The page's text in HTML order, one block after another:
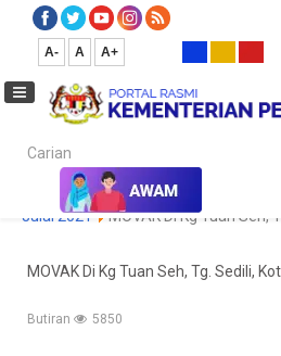
A- A A+
Carian...
Laman Utama Media Koleksi
Julai 2021
MOVAK Di Kg Tuan Seh,
MOVAK Di Kg Tuan Seh, Tg. Sedili,
Butiran 5850